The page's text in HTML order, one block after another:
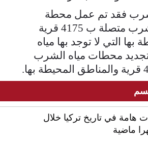
فقد تم عمل محطة
متفرغة لمياه الشرب متصلة ب 4175 قرية
بها التي لا توجد بها مياه
محطات مياه الشرب
هامة في تاريخ تركيا خلال